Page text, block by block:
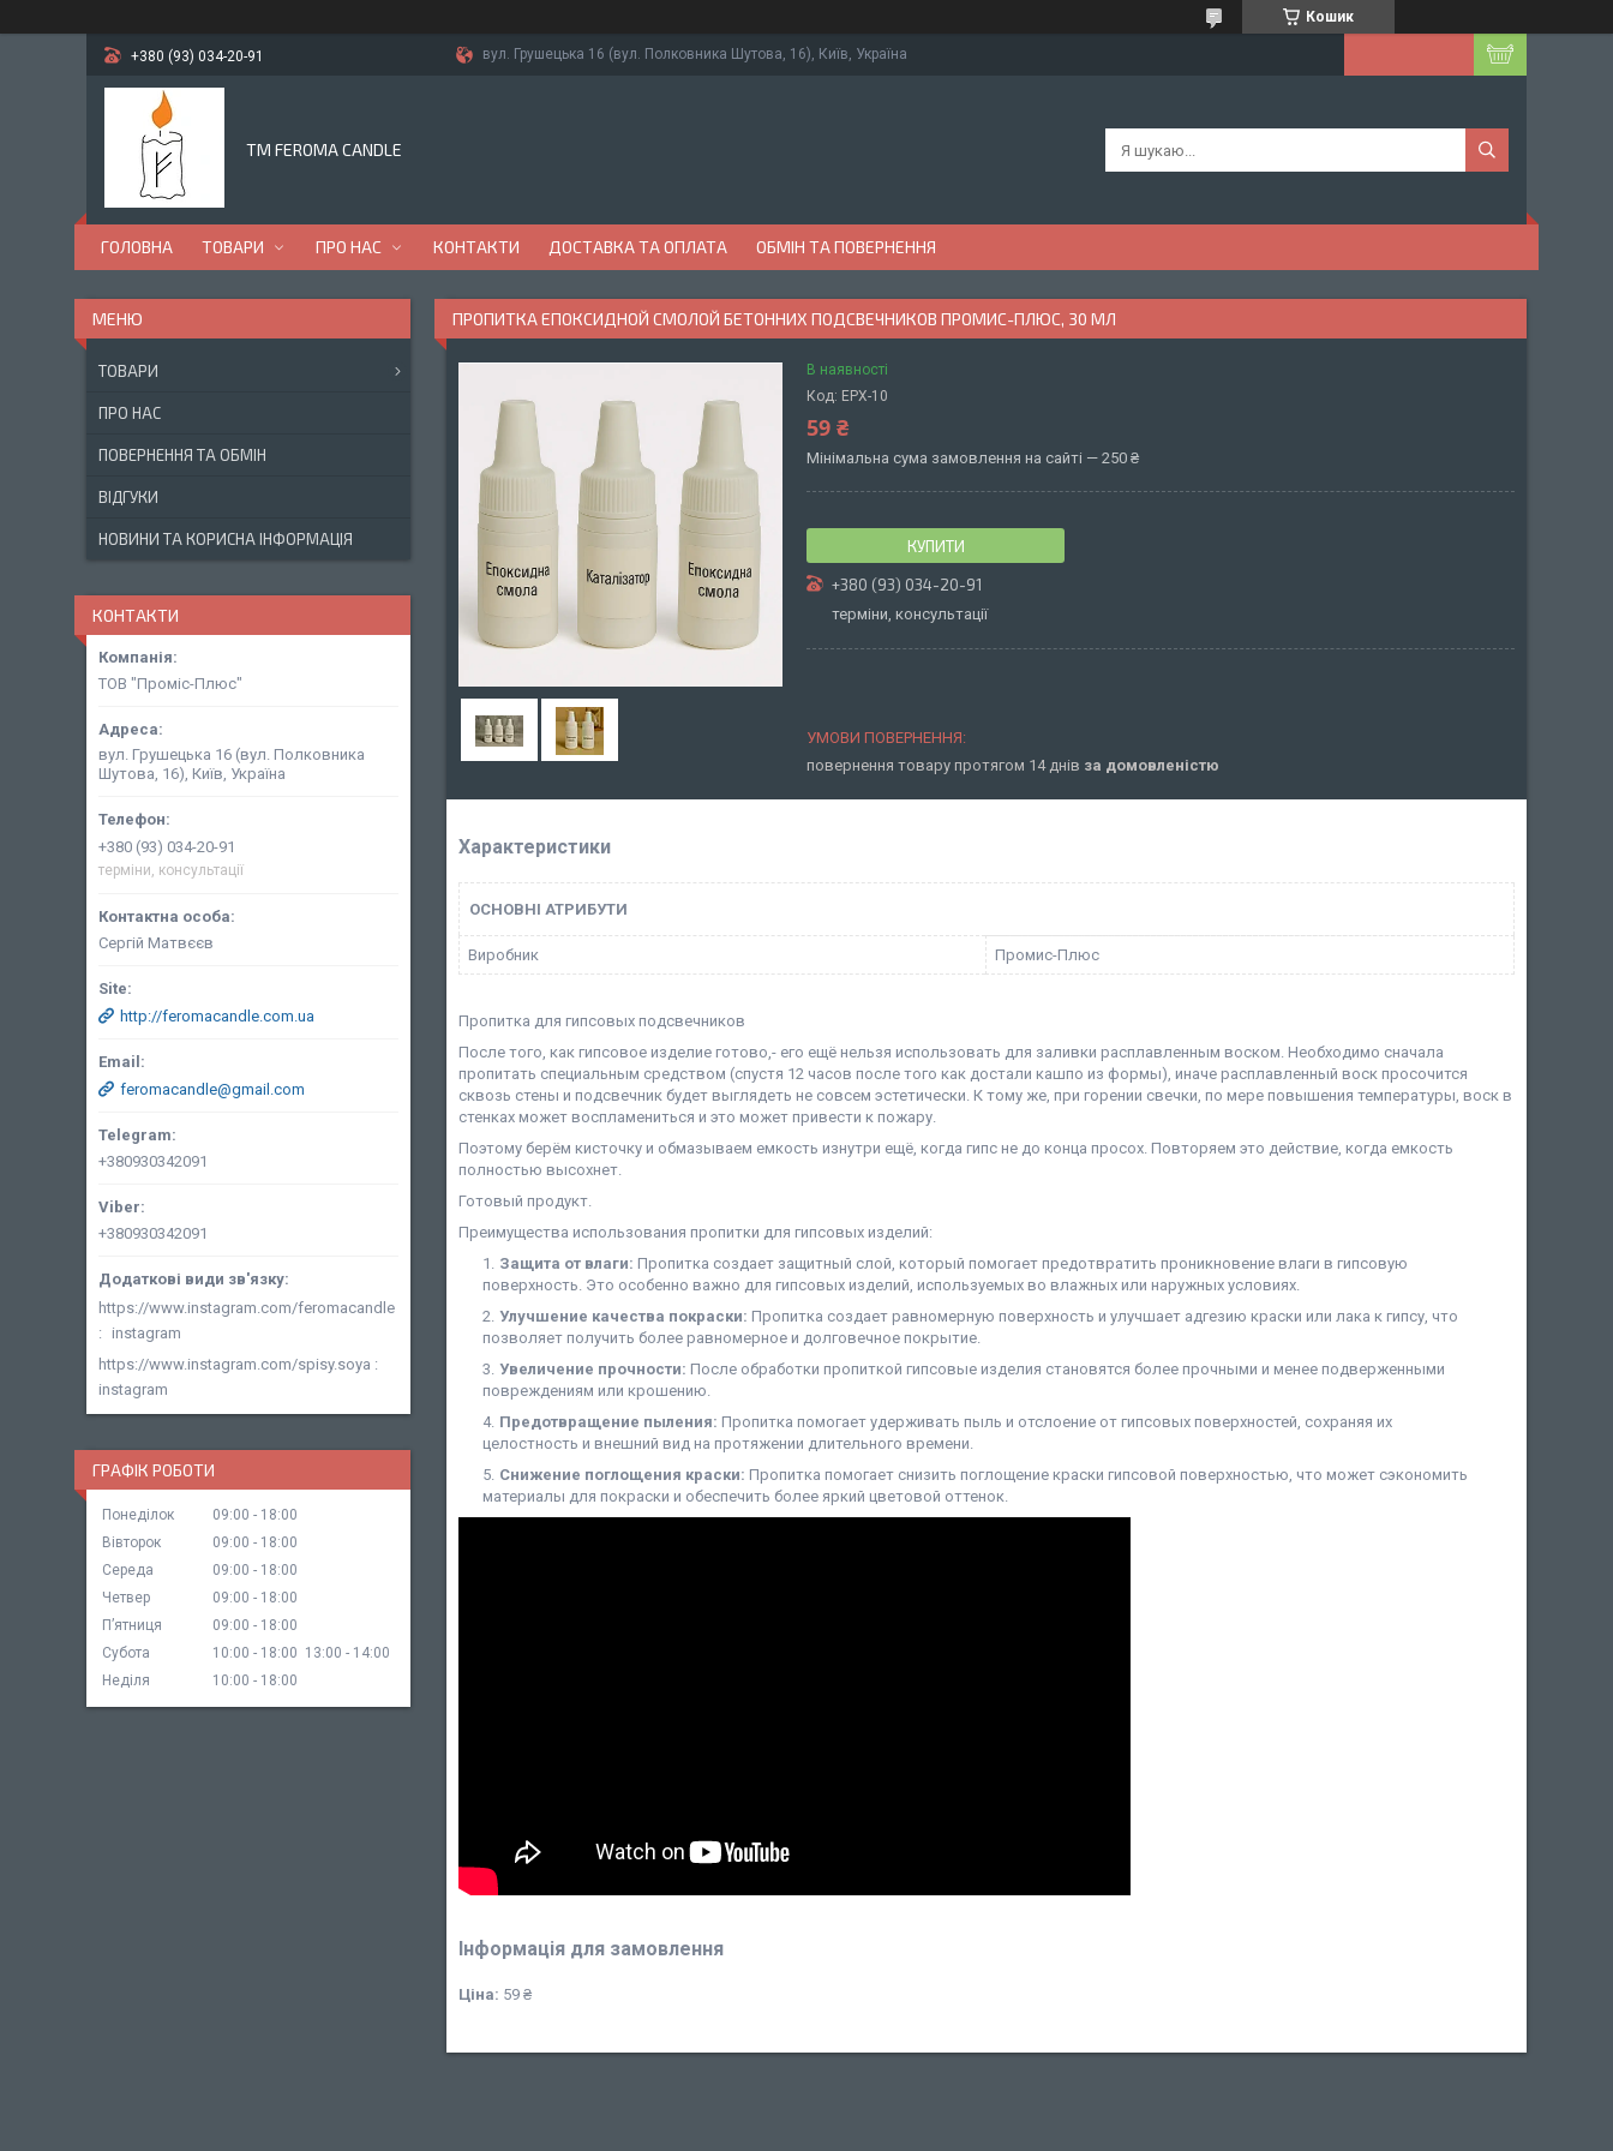
Кошик
+380 (93) 034-20-91 вул. Грушецька 16 (вул. Полковника Шутова, 16), Київ, Україна
TM FEROMA CANDLE
ГОЛОВНА ТОВАРИ ПРО НАС КОНТАКТИ ДОСТАВКА ТА ОПЛАТА ОБМІН ТА ПОВЕРНЕННЯ
ПРОПИТКА ЕПОКСИДНОЙ СМОЛОЙ БЕТОННИХ ПОДСВЕЧНИКОВ ПРОМИС-ПЛЮС, 30 МЛ
В наявності
Код: EPX-10
59 ₴
Мінімальна сума замовлення на сайті — 250 ₴
КУПИТИ
+380 (93) 034-20-91
терміни, консультації
повернення товару протягом 14 днів за домовленістю
Характеристики
ОСНОВНІ АТРИБУТИ
Виробник Промис-Плюс
Пропитка для гипсовых подсвечников
После того, как гипсовое изделие готово,- его ещё нельзя использовать для заливки расплавленным воском. Необходимо сначала
пропитать специальным средством (спустя 12 часов после того как достали кашпо из формы), иначе расплавленный воск просочится
сквозь стены и подсвечник будет выглядеть не совсем эстетически. К тому же, при горении свечки, по мере повышения температуры, воск в
стенках может воспламениться и это может привести к пожару.
Поэтому берём кисточку и обмазываем емкость изнутри ещё, когда гипс не до конца просох. Повторяем это действие, когда емкость
полностью высохнет.
Готовый продукт.
Преимущества использования пропитки для гипсовых изделий:
Защита от влаги: Пропитка создает защитный слой, который помогает предотвратить проникновение влаги в гипсовую
поверхность. Это особенно важно для гипсовых изделий, используемых во влажных или наружных условиях.
Улучшение качества покраски: Пропитка создает равномерную поверхность и улучшает адгезию краски или лака к гипсу, что
позволяет получить более равномерное и долговечное покрытие.
Увеличение прочности: После обработки пропиткой гипсовые изделия становятся более прочными и менее подверженными
повреждениям или крошению.
Предотвращение пыления: Пропитка помогает удерживать пыль и отслоение от гипсовых поверхностей, сохраняя их
целостность и внешний вид на протяжении длительного времени.
Снижение поглощения краски: Пропитка помогает снизить поглощение краски гипсовой поверхностью, что может сэкономить
материалы для покраски и обеспечить более яркий цветовой оттенок.
Інформація для замовлення
Ціна: 59 ₴
ТОВАРИ
ПРО НАС
ПОВЕРНЕННЯ ТА ОБМІН
ВІДГУКИ
НОВИНИ ТА КОРИСНА ІНФОРМАЦІЯ
КОНТАКТИ
ТОВ "Проміс-Плюс"
вул. Грушецька 16 (вул. Полковника
Шутова, 16), Київ, Україна
+380 (93) 034-20-91
терміни, консультації
Сергій Матвєєв
http://feromacandle.com.ua
feromacandle@gmail.com
+380930342091
+380930342091
https://www.instagram.com/feromacandle
instagram
https://www.instagram.com/spisy.soya
instagram
ГРАФІК РОБОТИ
Понеділок 09:00
18:00
Вівторок
09:00
18:00
Середа
09:00
18:00
Четвер
09:00
18:00
Пʼятниця
09:00
18:00
Субота
10:00 18:00 13:00
14:00
Неділя
10:00 18:00